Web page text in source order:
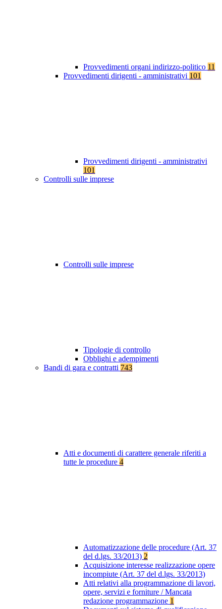
Provvedimenti organi indirizzo-politico 11
Provvedimenti dirigenti - amministrativi 101
Provvedimenti dirigenti - amministrativi
101
Controlli sulle imprese
Controlli sulle imprese
Tipologie di controllo
Obblighi e adempimenti
Bandi di gara e contratti 743
Atti e documenti di carattere generale riferiti a
tutte le procedure 4
Automatizzazione delle procedure (Art. 37
del d.lgs. 33/2013) 2
Acquisizione interesse realizzazione opere
incompiute (Art. 37 del d.lgs. 33/2013)
Atti relativi alla programmazione di lavori,
opere, servizi e forniture / Mancata
redazione programmazione 1